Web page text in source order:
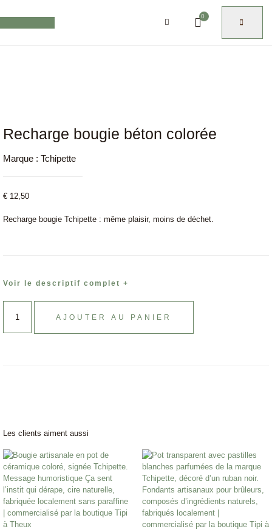
0
Recharge bougie béton colorée
Marque : Tchipette
€ 12,50
Recharge bougie Tchipette : même plaisir, moins de déchet.
Voir le descriptif complet +
AJOUTER AU PANIER
Les clients aiment aussi